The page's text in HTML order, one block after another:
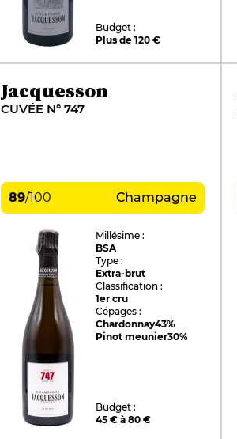
Budget :
Plus de 120 €
Jacquesson
CUVÉE N° 747
89/100 Champagne
Millésime :
BSA
Type :
Extra-brut
Classification :
1er cru
Cépages :
Chardonnay43%
Pinot meunier30%
Budget :
45 € à 80 €